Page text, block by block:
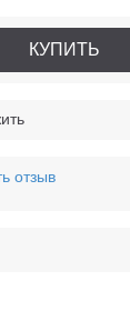
КУПИТЬ
отзыв